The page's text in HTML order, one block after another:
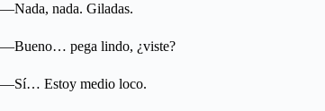
—Nada, nada. Giladas.
—Bueno… pega lindo, ¿viste?
—Sí… Estoy medio loco.